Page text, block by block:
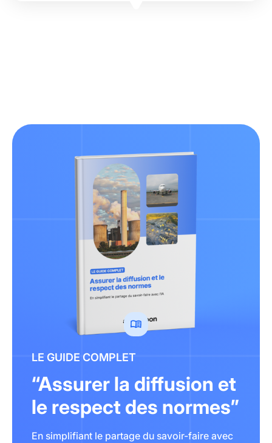
LE GUIDE COMPLET
“Assurer la diffusion et
le respect des normes”
En simplifiant le partage du savoir-faire avec